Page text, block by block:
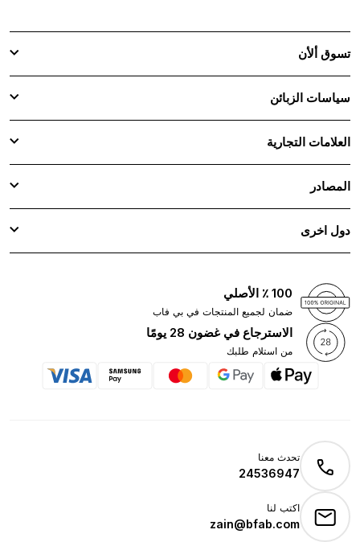
تسوق ألأن
سياسات الزبائن
العلامات التجارية
المصادر
دول اخرى
100 ٪ الأصلي
ضمان لجميع المنتجات في بي فاب
الاسترجاع في غضون 28 يومًا
من استلام طلبك
تحدث معنا
24536947
اكتب لنا
zain@bfab.com